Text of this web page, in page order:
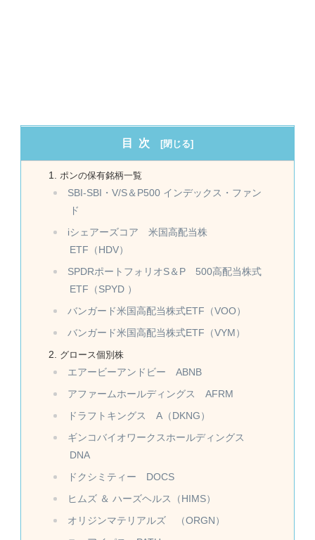
目次
ポンの保有銘柄一覧
SBI-SBI・V/S＆P500 インデックス・ファン
ド
iシェアーズコア 米国高配当株
ETF（HDV）
SPDRポートフォリオS＆P 500高配当株式
ETF（SPYD ）
バンガード米国高配当株式ETF（VOO）
バンガード米国高配当株式ETF（VYM）
グロース個別株
エアービーアンドビー ABNB
アファームホールディングス AFRM
ドラフトキングス A（DKNG）
ギンコバイオワークスホールディングス
DNA
ドクシミティー DOCS
ヒムズ ＆ ハーズヘルス（HIMS）
オリジンマテリアルズ （ORGN）